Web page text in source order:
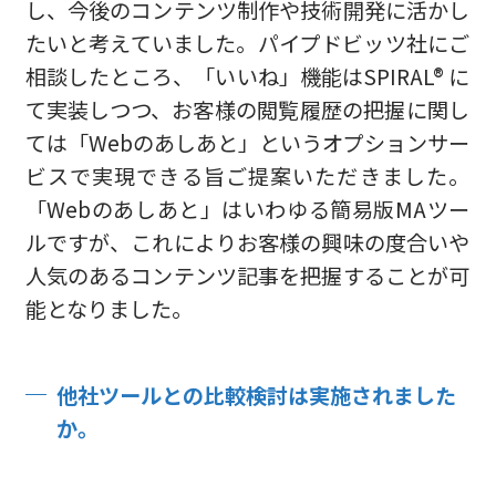
し、今後のコンテンツ制作や技術開発に活かし
たいと考えていました。パイプドビッツ社にご
相談したところ、「いいね」機能はSPIRAL® に
て実装しつつ、お客様の閲覧履歴の把握に関し
ては「Webのあしあと」というオプションサー
ビスで実現できる旨ご提案いただきました。
「Webのあしあと」はいわゆる簡易版MAツー
ルですが、これによりお客様の興味の度合いや
人気のあるコンテンツ記事を把握することが可
能となりました。
他社ツールとの比較検討は実施されました
か。